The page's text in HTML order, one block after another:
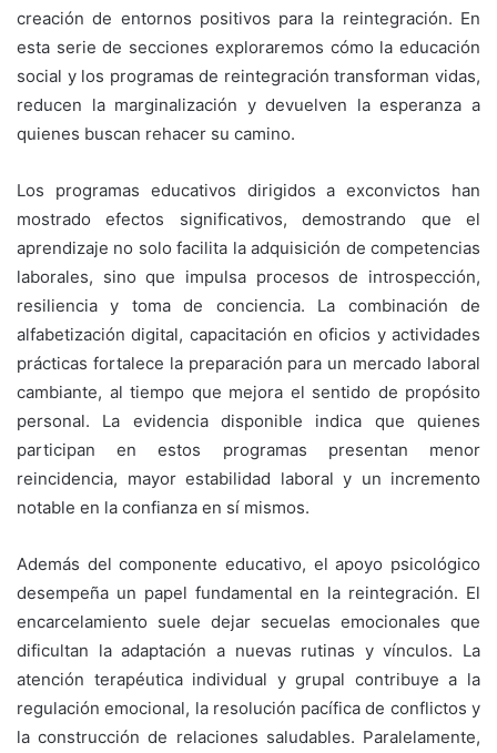
creación de entornos positivos para la reintegración. En
esta serie de secciones exploraremos cómo la educación
social y los programas de reintegración transforman vidas,
reducen la marginalización y devuelven la esperanza a
quienes buscan rehacer su camino.
Los programas educativos dirigidos a exconvictos han
mostrado efectos significativos, demostrando que el
aprendizaje no solo facilita la adquisición de competencias
laborales, sino que impulsa procesos de introspección,
resiliencia y toma de conciencia. La combinación de
alfabetización digital, capacitación en oficios y actividades
prácticas fortalece la preparación para un mercado laboral
cambiante, al tiempo que mejora el sentido de propósito
personal. La evidencia disponible indica que quienes
participan en estos programas presentan menor
reincidencia, mayor estabilidad laboral y un incremento
notable en la confianza en sí mismos.
Además del componente educativo, el apoyo psicológico
desempeña un papel fundamental en la reintegración. El
encarcelamiento suele dejar secuelas emocionales que
dificultan la adaptación a nuevas rutinas y vínculos. La
atención terapéutica individual y grupal contribuye a la
regulación emocional, la resolución pacífica de conflictos y
la construcción de relaciones saludables. Paralelamente,